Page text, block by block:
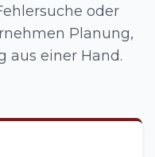
oder
Planung,
aus einer Hand.